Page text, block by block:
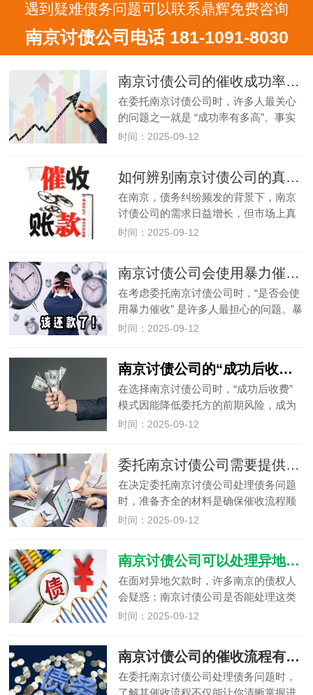
遇到疑难债务问题可以联系鼎辉免费咨询
南京讨债公司电话 181-1091-8030
南京讨债公司的催收成功率有多高？
在委托南京讨债公司时，许多人最关心
的问题之一就是 “成功率有多高”。事实
上，南京讨债公司的催收成功率并非固
可能较大。本文将详细分析影响南…
时间：2025-09-12
如何辨别南京讨债公司的真假？
在南京，债务纠纷频发的背景下，南京
讨债公司的需求日益增长，但市场上真
假机构混杂，不少人因误信 “假公司” 而
律纠纷。本文将分享 6 个实用…
时间：2025-09-12
南京讨债公司会使用暴力催收吗？
在考虑委托南京讨债公司时，“是否会使
用暴力催收” 是许多人最担心的问题。暴
力催收不仅会对债务人造成伤害，还可
其是否正规合法。本文将详细…
时间：2025-09-12
南京讨债公司的“成功后收费”模式靠谱吗？
在选择南京讨债公司时，“成功后收费”
模式因能降低委托方的前期风险，成为
许多人的首选。但不少人会疑惑：这种
性，但需结合公司资质、合同…
时间：2025-09-12
委托南京讨债公司需要提供哪些材料？
在决定委托南京讨债公司处理债务问题
时，准备齐全的材料是确保催收流程顺
利启动的关键。正规南京讨债公司会要
据。本文将详细列出委托南京讨债公…
时间：2025-09-12
南京讨债公司可以处理异地债务吗？
在面对异地欠款时，许多南京的债权人
会疑惑：南京讨债公司是否能处理这类
跨区域债务？事实上，正规南京讨债公
件。本文将详细介绍南京讨债公司处
理…
时间：2025-09-12
南京讨债公司的催收流程有哪些步骤？
在委托南京讨债公司处理债务问题时，
了解其催收流程不仅能让你清晰掌握进